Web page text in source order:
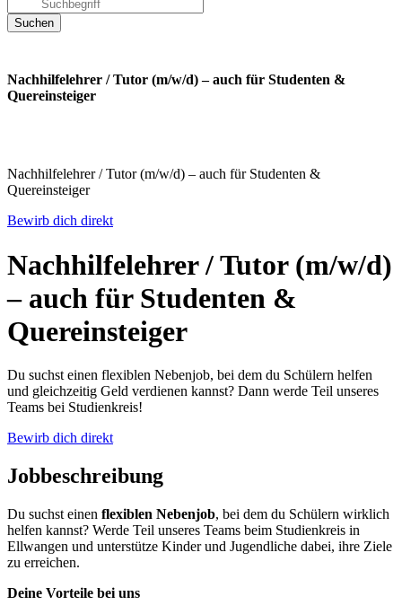
Nachhilfelehrer / Tutor (m/w/d) – auch für Studenten &
Quereinsteiger
Nachhilfelehrer / Tutor (m/w/d) – auch für Studenten &
Quereinsteiger
Bewirb dich direkt
Nachhilfelehrer / Tutor (m/w/d)
– auch für Studenten &
Quereinsteiger
Du suchst einen flexiblen Nebenjob, bei dem du Schülern helfen
und gleichzeitig Geld verdienen kannst? Dann werde Teil unseres
Teams bei Studienkreis!
Bewirb dich direkt
Jobbeschreibung
Du suchst einen flexiblen Nebenjob, bei dem du Schülern wirklich
helfen kannst? Werde Teil unseres Teams beim Studienkreis in
Ellwangen und unterstütze Kinder und Jugendliche dabei, ihre Ziele
zu erreichen.
Deine Vorteile bei uns